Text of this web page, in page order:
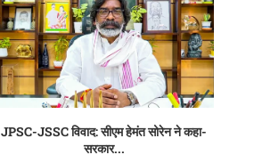
JPSC-JSSC विवाद: सीएम हेमंत सोरेन ने कहा-
सरकार...